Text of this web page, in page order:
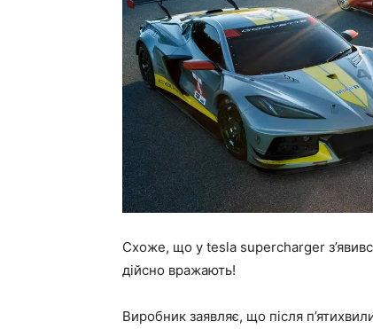
Схоже, що у tesla supercharger
дійсно вражають!
Виробник заявляє, що після